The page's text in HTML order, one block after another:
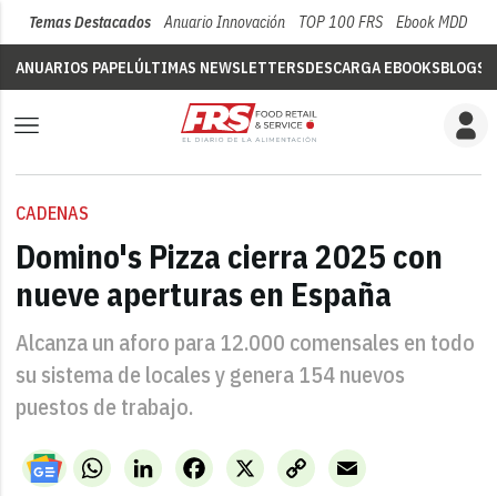
Temas Destacados Anuario Innovación TOP 100 FRS Ebook MDD
ANUARIOS PAPELÚLTIMAS NEWSLETTERSDESCARGA EBOOKSBLOGS
CADENAS
Domino's Pizza cierra 2025 con
nueve aperturas en España
Alcanza un aforo para 12.000 comensales en todo
su sistema de locales y genera 154 nuevos
puestos de trabajo.
WhatsAppLinkedIn X
Facebook
Copy
Link
Email